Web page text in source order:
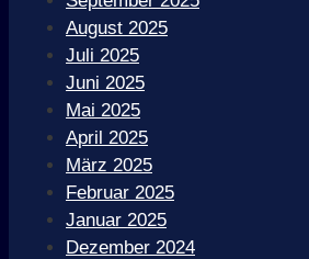
August 2025
Juli 2025
Juni 2025
Mai 2025
April 2025
März 2025
Februar 2025
Januar 2025
Dezember 2024